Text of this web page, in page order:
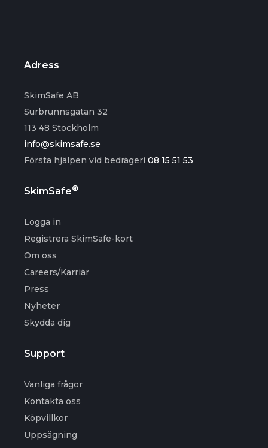
Adress
SkimSafe AB
Surbrunnsgatan 32
113 48 Stockholm
info@skimsafe.se
Första hjälpen vid bedrägeri 08 15 51 53
SkimSafe®
Logga in
Registrera SkimSafe-kort
Om oss
Careers/Karriär
Press
Nyheter
Skydda dig
Support
Vanliga frågor
Kontakta oss
Köpvillkor
Uppsägning